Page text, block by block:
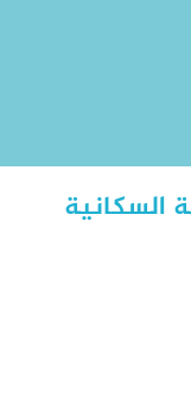
السكانية